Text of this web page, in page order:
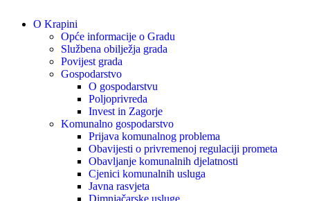
O Krapini
Opće informacije o Gradu
Službena obilježja grada
Povijest grada
Gospodarstvo
O gospodarstvu
Poljoprivreda
Invest in Zagorje
Komunalno gospodarstvo
Prijava komunalnog problema
Obavijesti o privremenoj regulaciji prometa
Obavljanje komunalnih djelatnosti
Cjenici komunalnih usluga
Javna rasvjeta
Dimnjačarske usluge